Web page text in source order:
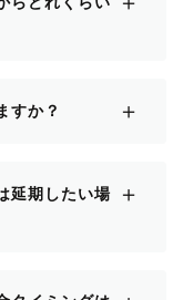
すか？ ＋
延期したい場
＋